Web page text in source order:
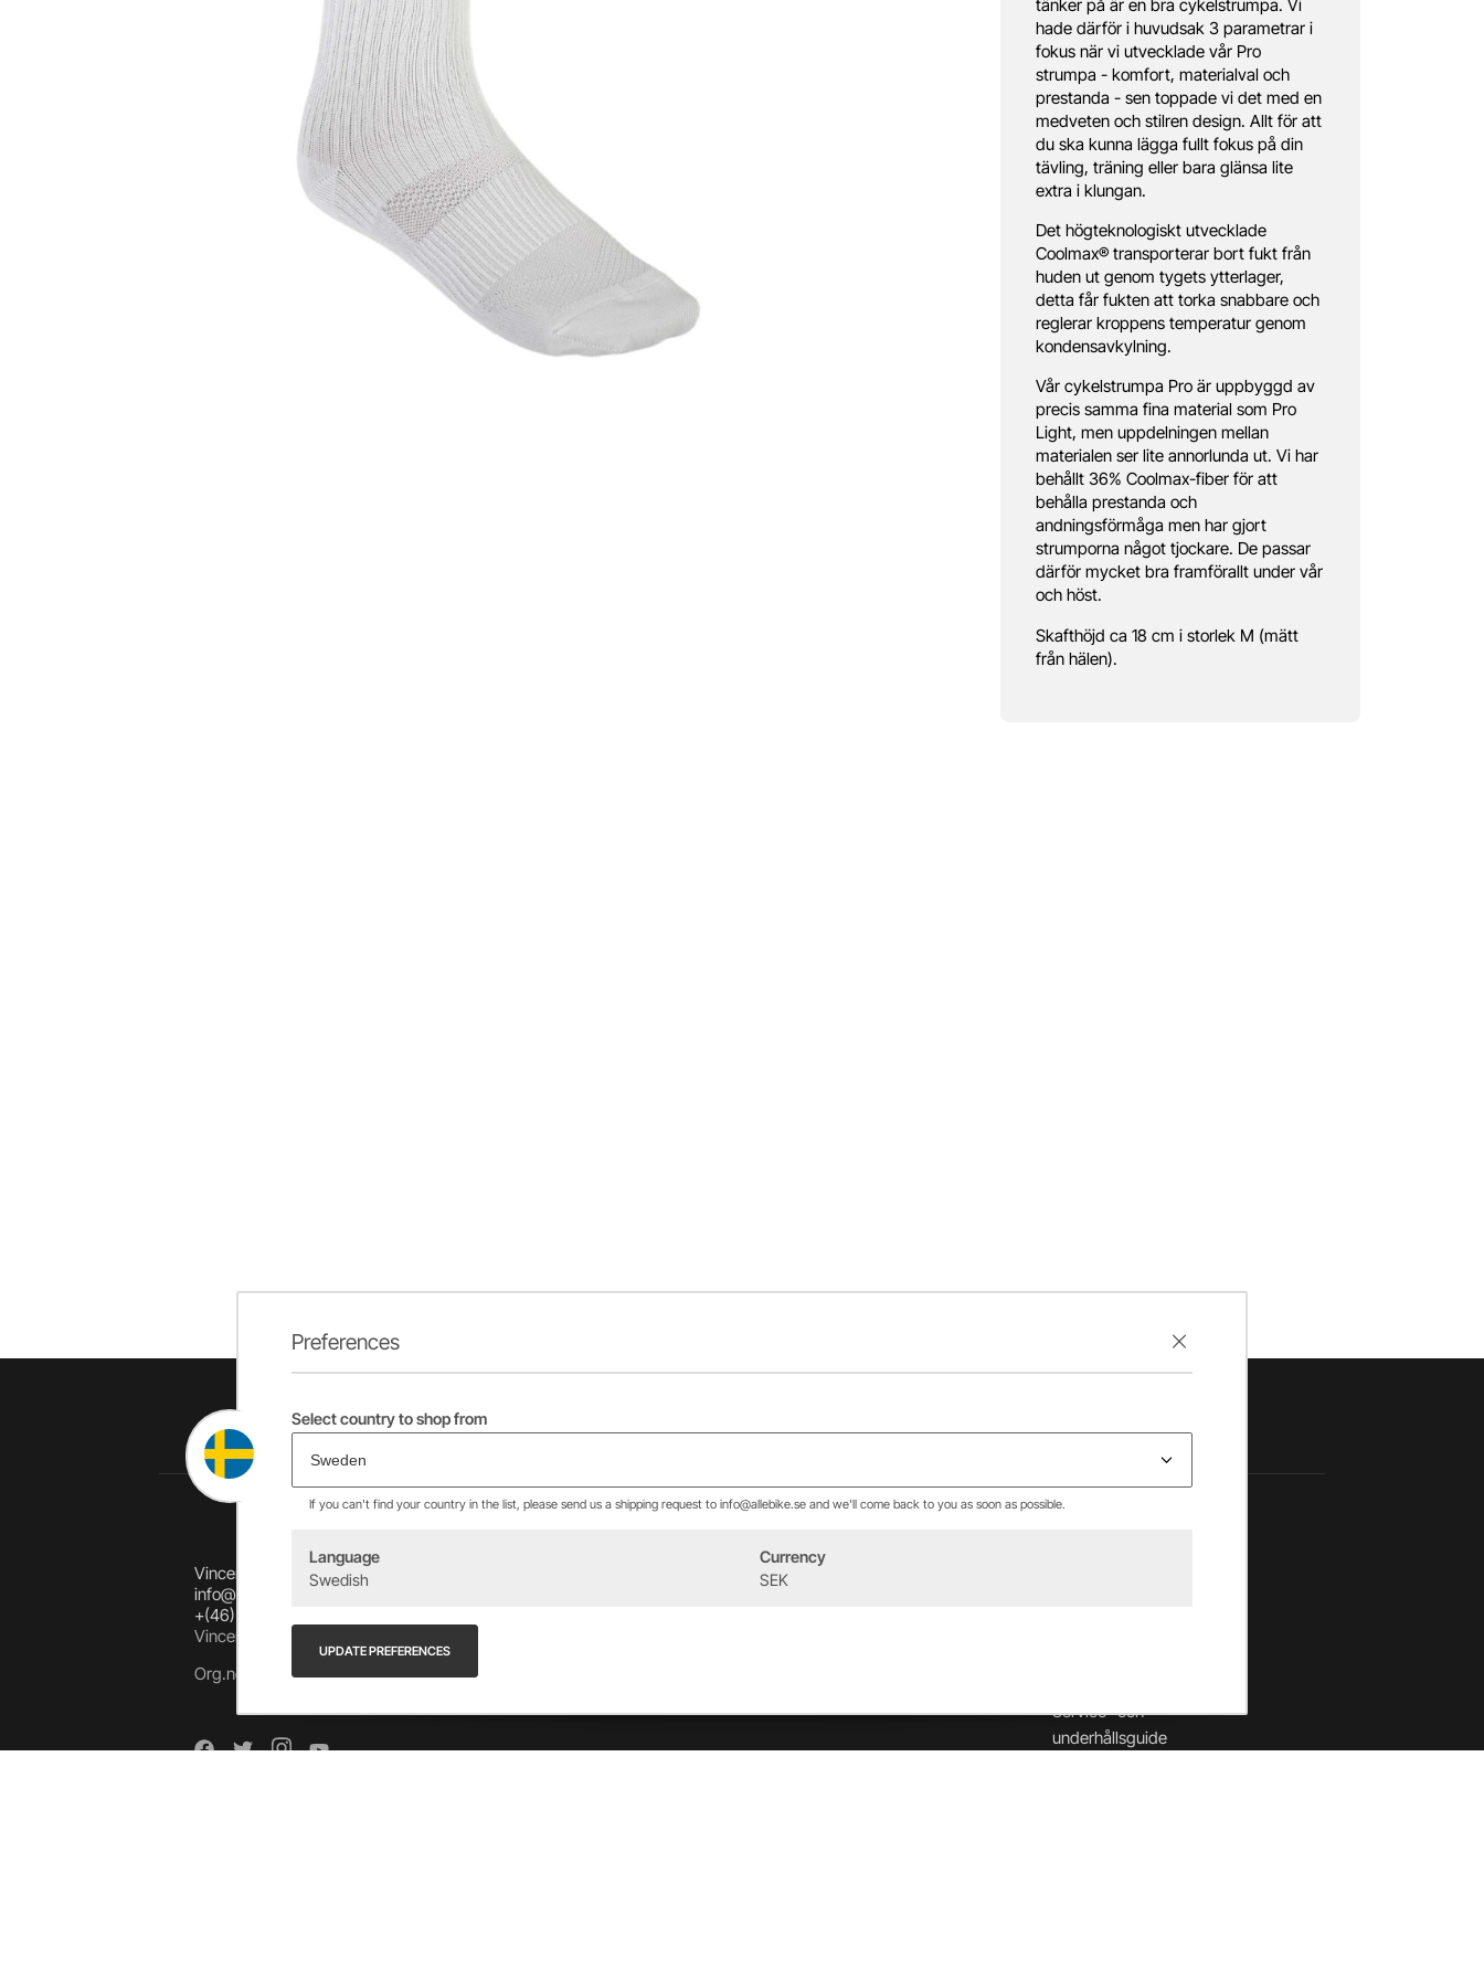
Preferences
Select country to shop from
If you can't find your country in the list, please send us a shipping request to info@allebike.se and we'll come back to you as soon as possible.
Language
Swedish
Currency
SEK
UPDATE PREFERENCES
tänker på är en bra cykelstrumpa. Vi
hade därför i huvudsak 3 parametrar i
fokus när vi utvecklade vår Pro
strumpa - komfort, materialval och
prestanda - sen toppade vi det med en
medveten och stilren design. Allt för att
du ska kunna lägga fullt fokus på din
tävling, träning eller bara glänsa lite
extra i klungan.
Det högteknologiskt utvecklade
Coolmax® transporterar bort fukt från
huden ut genom tygets ytterlager,
detta får fukten att torka snabbare och
reglerar kroppens temperatur genom
kondensavkylning.
Vår cykelstrumpa Pro är uppbyggd av
precis samma fina material som Pro
Light, men uppdelningen mellan
materialen ser lite annorlunda ut. Vi har
behållt 36% Coolmax-fiber för att
behålla prestanda och
andningsförmåga men har gjort
strumporna något tjockare. De passar
därför mycket bra framförallt under vår
och höst.
Skafthöjd ca 18 cm i storlek M (mätt
från hälen).
Vincents Alingsås AB
info@allebike.se
+(46) 322 650 780
Vincents väg 444192 Alingsås, SWEDEN
Org.no: 556218-8275
Om oss
Service- och
underhållsguide